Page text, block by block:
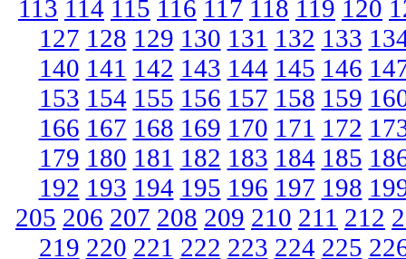
113 114 115 116 117 118 119 120
127 128 129 130 131 132 133
140 141 142 143 144 145 146
153 154 155 156 157 158 159
166 167 168 169 170 171 172
179 180 181 182 183 184 185
192 193 194 195 196 197 198
205 206 207 208 209 210 211 212
219 220 221 222 223 224 225